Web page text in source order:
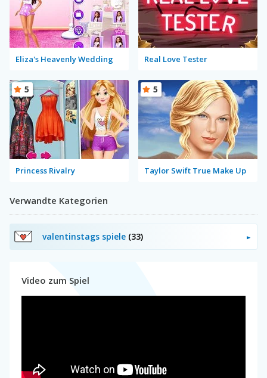
Eliza's Heavenly Wedding Real Love Tester
Princess Rivalry
5
Taylor Swift True Make Up
5
Verwandte Kategorien
valentinstags spiele (33)
Video zum Spiel